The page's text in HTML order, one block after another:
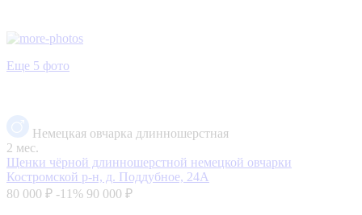
Еще 5 фото
Немецкая овчарка длинношерстная
2 мес.
Щенки чёрной длинношерстной немецкой овчарки
Костромской р-н, д. Поддубное, 24А
80 000 ₽ -11% 90 000 ₽